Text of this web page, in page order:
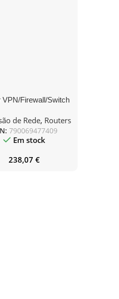
VPN/Firewall/Switch
Puertos
de Rede, Routers
790069477409
Em stock
238,07 €